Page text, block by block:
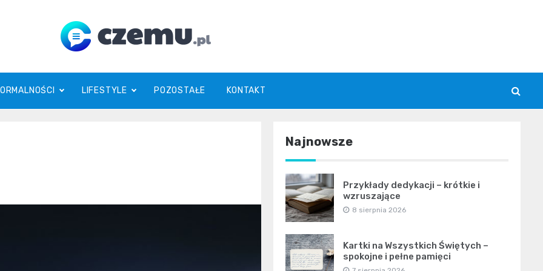
czemu.pl
LIFESTYLE POZOSTAŁE KONTAKT
Najnowsze
Przykłady dedykacji – krótkie i
wzruszające
8 sierpnia 2026
Kartki na Wszystkich Świętych –
spokojne i pełne pamięci